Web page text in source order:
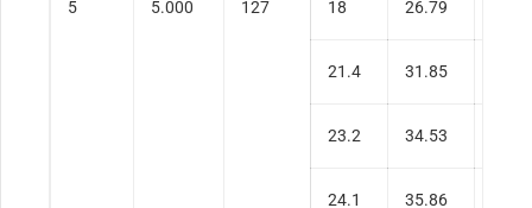
5 5.000 127 18 26.79
21.4 31.85
23.2 34.53
24.1 35.86